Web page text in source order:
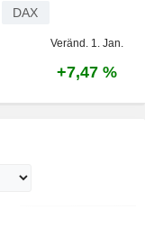
DAX
Veränd. 1. Jan.
+7,47 %